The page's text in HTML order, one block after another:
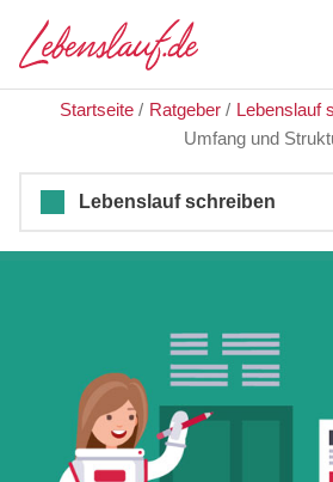
Startseite / Ratgeber / Lebenslauf
Umfang und
Lebenslauf schreiben